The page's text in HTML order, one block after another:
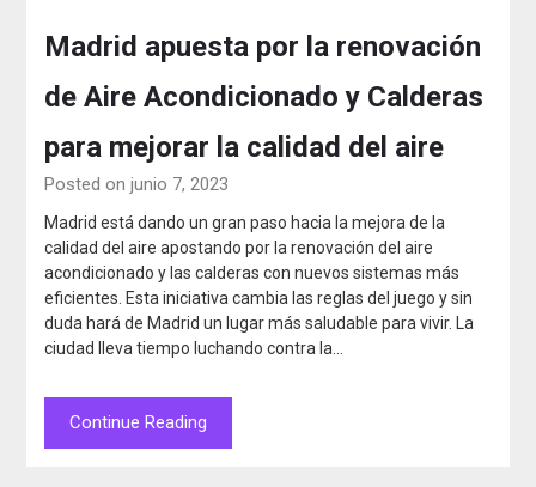
Madrid apuesta por la renovación
de Aire Acondicionado y Calderas
para mejorar la calidad del aire
Posted on junio 7, 2023
Madrid está dando un gran paso hacia la mejora de la
calidad del aire apostando por la renovación del aire
acondicionado y las calderas con nuevos sistemas más
eficientes. Esta iniciativa cambia las reglas del juego y sin
duda hará de Madrid un lugar más saludable para vivir. La
ciudad lleva tiempo luchando contra la…
Continue Reading